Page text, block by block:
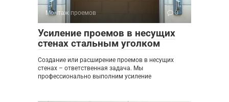
Монтаж проемов 0
Усиление проемов в несущих
стенах стальным уголком
Создание или расширение проемов в несущих
стенах – ответственная задача. Мы
профессионально выполним усиление